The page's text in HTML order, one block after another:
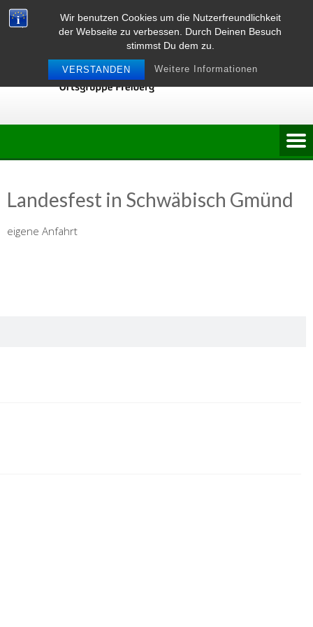
Wir benutzen Cookies um die Nutzerfreundlichkeit
der Webseite zu verbessen. Durch Deinen Besuch
stimmst Du dem zu.
VERSTANDEN Weitere Informationen
Skip
to
Landesfest in Schwäbisch Gmünd
eigene Anfahrt